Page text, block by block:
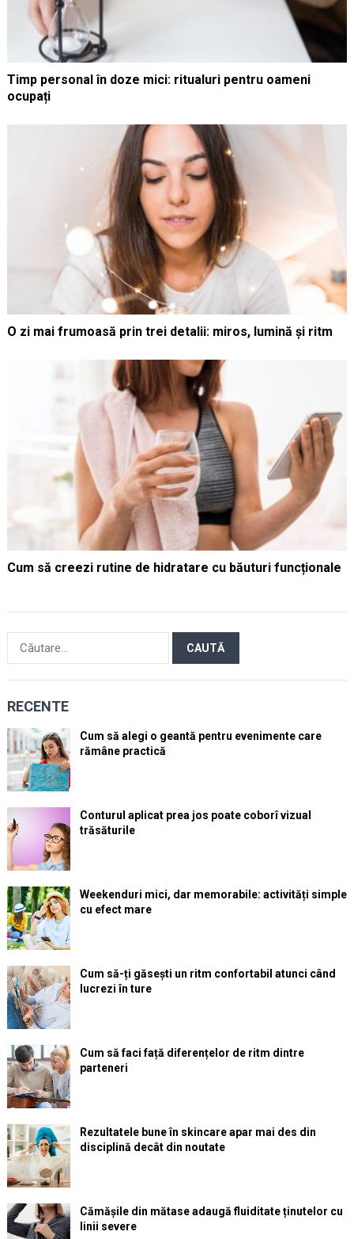
Timp personal în doze mici: ritualuri pentru oameni
ocupați
O zi mai frumoasă prin trei detalii: miros, lumină și ritm
Cum să creezi rutine de hidratare cu băuturi funcționale
Caută
RECENTE
Cum să alegi o geantă pentru evenimente care
rămâne practică
Conturul aplicat prea jos poate coborî vizual
trăsăturile
Weekenduri mici, dar memorabile: activități simple
cu efect mare
Cum să-ți găsești un ritm confortabil atunci când
lucrezi în ture
Cum să faci față diferențelor de ritm dintre
parteneri
Rezultatele bune în skincare apar mai des din
disciplină decât din noutate
Cămășile din mătase adaugă fluiditate ținutelor cu
linii severe